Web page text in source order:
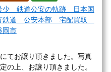
少 鉄道公安の軌跡 日本国
鉄道 公安本部 宅配買取
岡市
てお譲り頂きました。写真
の上、お譲り頂きました。